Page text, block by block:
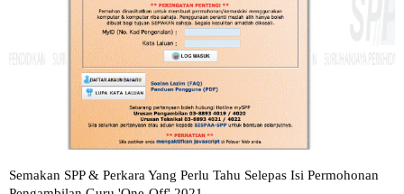
Semakan SPP & Perkara Yang Perlu Tahu Selepas Isi Permohonan